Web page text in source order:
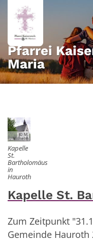
Zum Inhalt springen
Pfarrei
Maria
© M.
Wilhelm
Kapelle
St.
Bartholomäus
in
Hauroth
Kapelle St.
Zum Zeitpunkt
Gemeinde Hauroth